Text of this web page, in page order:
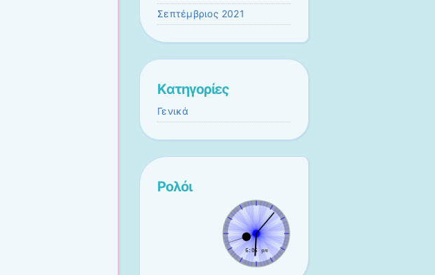
Σεπτέμβριος 2021
Kατηγορίες
Γενικά
Ρολόι